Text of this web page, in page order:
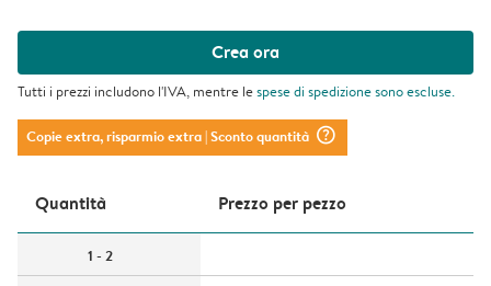
Crea ora
Tutti i prezzi includono l'IVA, mentre lespese di spedizionesono escluse.
Copie extra, risparmio extra| Sconto quantità question_mark_circle
Quantità Prezzo per pezzo
1 - 2